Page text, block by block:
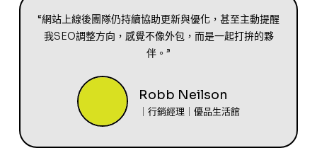
“網站上線後團隊仍持續協助更新與優化，甚至主動提醒
我SEO調整方向，感覺不像外包，而是一起打拚的夥
伴。”
Robb Neilson
｜行銷經理｜優品生活館